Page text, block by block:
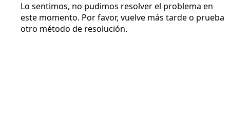
Lo sentimos, no pudimos resolver el problema en
este momento. Por favor, vuelve más tarde o prueba
otro método de resolución.